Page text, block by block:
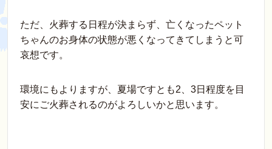
ただ、火葬する日程が決まらず、亡くなったペット
ちゃんのお身体の状態が悪くなってきてしまうと可
哀想です。
環境にもよりますが、夏場ですとも2、3日程度を目
安にご火葬されるのがよろしいかと思います。